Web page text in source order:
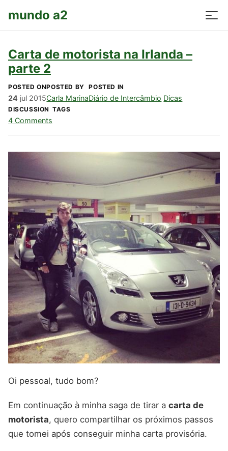
mundo a2
Carta de motorista na Irlanda –
parte 2
POSTED ON
24 jul 2015
POSTED BY
Carla Marina
POSTED IN
Diário de Intercâmbio Dicas
DISCUSSION
4 Comments
TAGS
Oi pessoal, tudo bom?
Em continuação à minha saga de tirar a carta de
motorista, quero compartilhar os próximos passos
que tomei após conseguir minha carta provisória.